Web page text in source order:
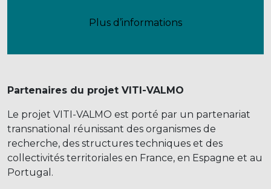
Plus d’informations
Partenaires du projet VITI-VALMO
Le projet VITI-VALMO est porté par un partenariat
transnational réunissant des organismes de
recherche, des structures techniques et des
collectivités territoriales en France, en Espagne et au
Portugal.